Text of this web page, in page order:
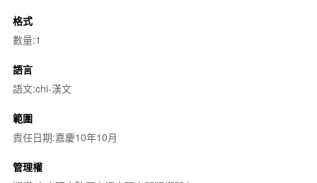
格式
數量:1
語言
語文:chi-漢文
範圍
責任日期:嘉慶10年10月
管理權